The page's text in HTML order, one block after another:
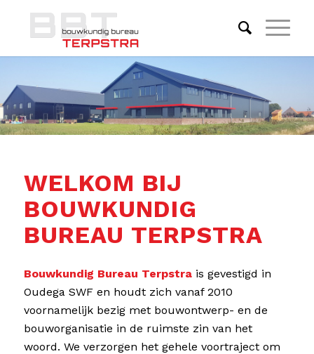
WELKOM BIJ
BOUWKUNDIG
BUREAU TERPSTRA
Bouwkundig Bureau Terpstrais gevestigd in
Oudega SWF en houdt zich vanaf 2010
voornamelijk bezig met bouwontwerp- en de
bouworganisatie in de ruimste zin van het
woord. We verzorgen het gehele voortraject om